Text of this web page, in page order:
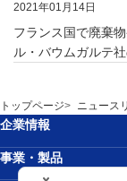
2021年01月14日
フランス国で廃棄
ル・バウムガルテ
トップページ ニュース
企業情報
事業・製品